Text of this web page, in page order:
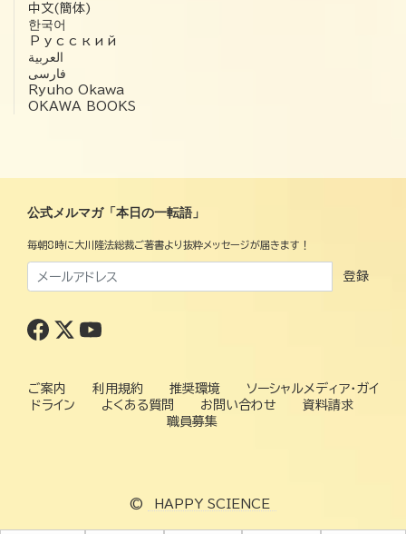
中文(簡体)
한국어
Русский
العربية‏
فارسی
Ryuho Okawa
OKAWA BOOKS
公式メルマガ「本日の一転語」
毎朝8時に大川隆法総裁ご著書より抜粋メッセージが届きます！
登録
ご案内 利用規約 推奨環境
ソーシャルメディア・ガイ
ドライン
よくある質問 お問い合わせ
資料請求
職員募集
© HAPPY SCIENCE